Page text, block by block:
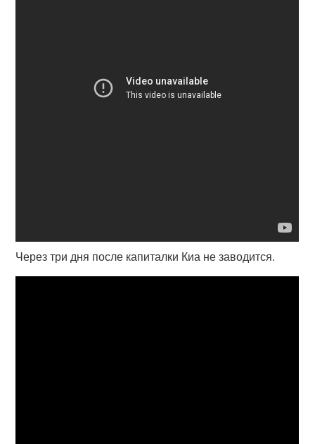
Через три дня после капиталки Киа не заводится.